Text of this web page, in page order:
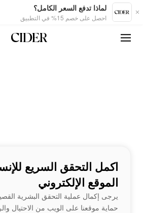
لماذا تدفع السعر الكامل؟
احصل على خصم 15% في التطبيق
اكمل التحقق السريع
الموقع الإلكتروني
يرجى إكمال عملية التحقق البشرية
حماية موقعنا على الويب من الاحتيال